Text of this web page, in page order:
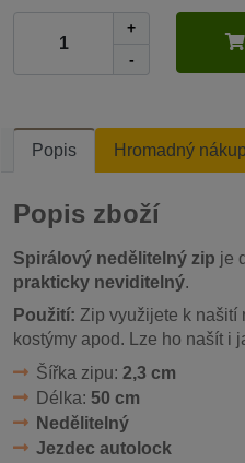
+
-
Popis Hromadný nákup
Popis zboží
Spirálový nedělitelný zip je
prakticky neviditelný.
Použití: Zip využijete k našití
kostýmy apod. Lze ho našít i
Šířka zipu: 2,3 cm
Délka: 50 cm
Nedělitelný
Jezdec autolock